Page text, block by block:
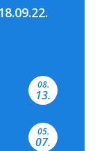
várja a
08.
13.
05.
07.